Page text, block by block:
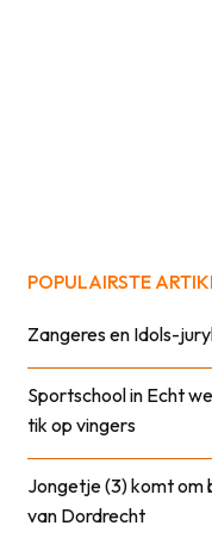
POPULAIRSTE
Zangeres en Idols-
Sportschool in Echt
tik op vingers
Jongetje (3) komt om
van Dordrecht